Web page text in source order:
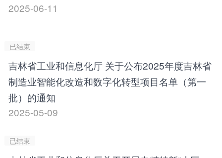
2025-06-11
已结束
吉林省工业和信息化厅 关于公布2025年度吉林省
制造业智能化改造和数字化转型项目名单（第一
批）的通知
2025-05-09
已结束